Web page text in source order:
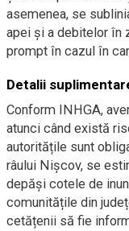
asemenea, se
apei și a debitelor în
prompt în cazul în
Detalii
Conform INHGA,
atunci când există
autoritățile sunt
râului Nișcov, se
depăși cotele de
comunitățile din
cetățenii să fie